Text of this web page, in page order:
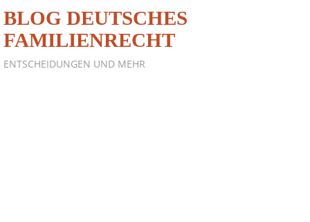
BLOG DEUTSCHES
FAMILIENRECHT
ENTSCHEIDUNGEN UND MEHR